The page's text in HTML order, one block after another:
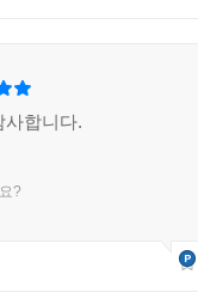
사합니다.
?